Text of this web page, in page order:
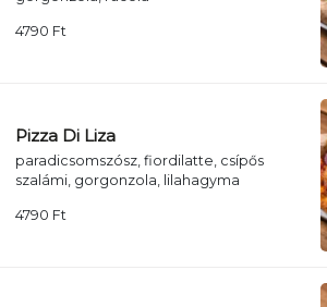
4790 Ft
Pizza Di Liza
paradicsomszósz, fiordilatte, csípős
szalámi, gorgonzola, lilahagyma
4790 Ft